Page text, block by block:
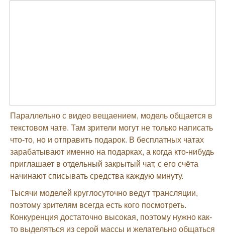
Параллельно с видео вещаением, модель общается в
текстовом чате. Там зрители могут не только написать
что-то, но и отправить подарок. В бесплатных чатах
зарабатывают именно на подарках, а когда кто-нибудь
приглашает в отдельный закрытый чат, с его счёта
начинают списывать средства каждую минуту.
Тысячи моделей круглосуточно ведут трансляции,
поэтому зрителям всегда есть кого посмотреть.
Конкуренция достаточно высокая, поэтому нужно как-
то выделяться из серой массы и желательно общаться